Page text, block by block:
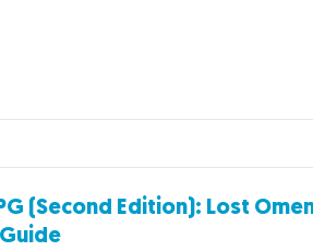
(Second Edition): Lost